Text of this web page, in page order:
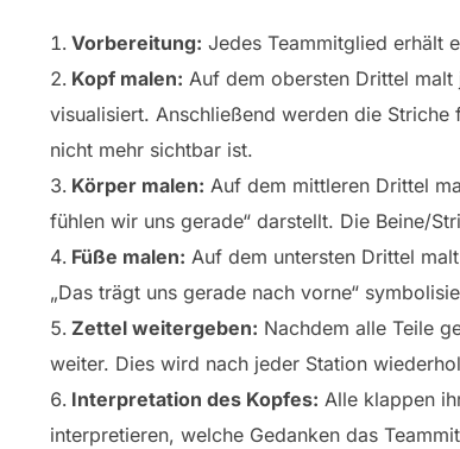
Vorbereitung: Jedes Teammitglied erhält
Kopf malen: Auf dem obersten Drittel malt
visualisiert. Anschließend werden die
nicht mehr sichtbar ist.
Körper malen: Auf dem mittleren Drittel
fühlen wir uns gerade“ darstellt. Die Beine/
Füße malen: Auf dem untersten Drittel
„Das trägt uns gerade nach vorne“
Zettel weitergeben: Nachdem alle Teile
weiter. Dies wird nach jeder Station
Interpretation des Kopfes: Alle klappen
interpretieren, welche Gedanken das